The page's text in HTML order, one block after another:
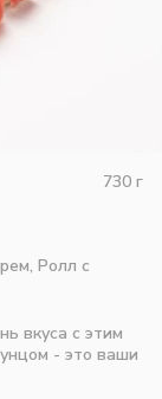
730 г
Ролл с
вкуса с этим
- это ваши